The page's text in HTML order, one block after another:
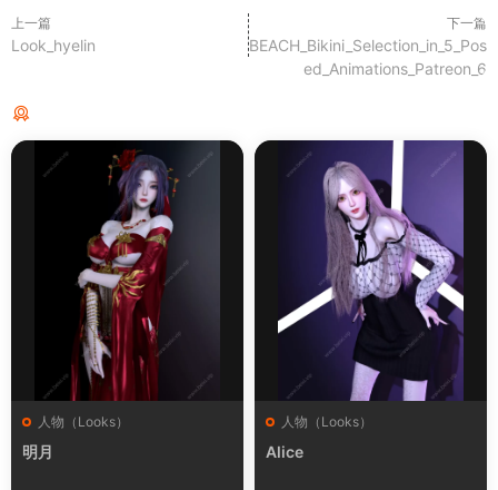
上一篇
Look_hyelin
下一篇
BEACH_Bikini_Selection_in_5_Pos
ed_Animations_Patreon_6
人物（Looks）
明月
人物（Looks）
Alice